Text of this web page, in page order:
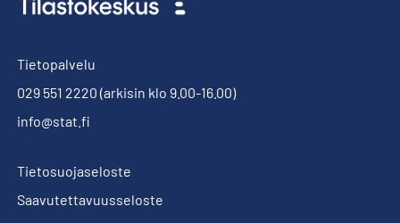
Tietopalvelu
029 551 2220 (arkisin klo 9.00-16.00)
info@stat.fi
Tietosuojaseloste
Saavutettavuusseloste